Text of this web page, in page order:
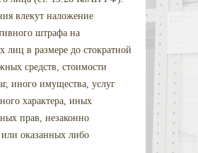
влекут наложение
штрафа на
лиц в размере до стократной
средств, стоимости
иного имущества, услуг
характера, иных
прав, незаконно
оказанных либо